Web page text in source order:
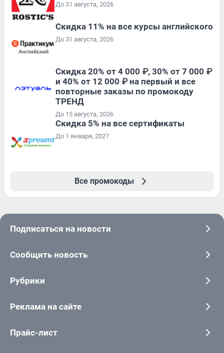
До 31 августа, 2026
Скидка 11% на все курсы английского
До 31 августа, 2026
Скидка 20% от 4 000 ₽, 30% от 7 000 ₽
и 40% от 12 000 ₽ на первый и все
повторные заказы по промокоду
ТРЕНД
До 15 августа, 2026
Скидка 5% на все сертификаты
До 1 января, 2027
Все промокоды
Подписаться на новости
Сообщить новость
Рубрики
Реклама на сайте
Прайс-лист